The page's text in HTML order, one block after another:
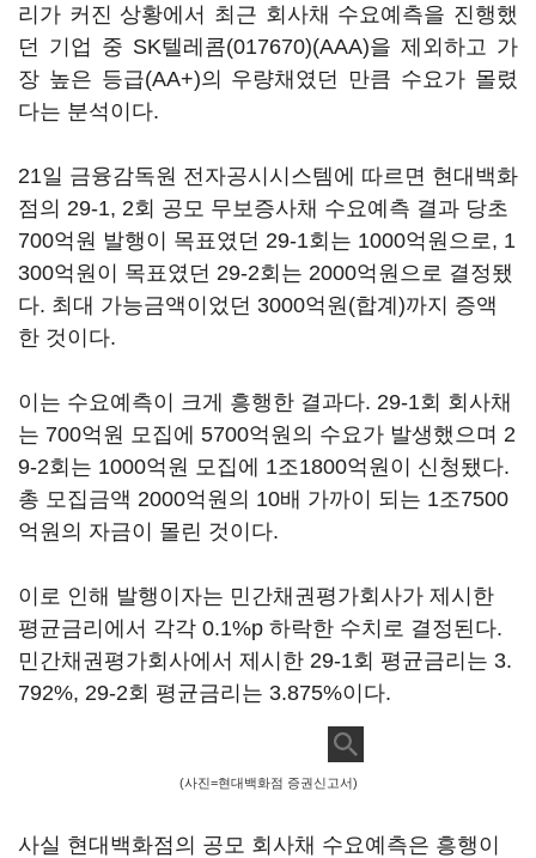
리가 커진 상황에서 최근 회사채 수요예측을 진행했
던 기업 중 SK텔레콤(017670)(AAA)을 제외하고 가
장 높은 등급(AA+)의 우량채였던 만큼 수요가 몰렸
다는 분석이다.
21일 금융감독원 전자공시시스템에 따르면 현대백화
점의 29-1, 2회 공모 무보증사채 수요예측 결과 당초
700억원 발행이 목표였던 29-1회는 1000억원으로, 1
300억원이 목표였던 29-2회는 2000억원으로 결정됐
다. 최대 가능금액이었던 3000억원(합계)까지 증액
한 것이다.
이는 수요예측이 크게 흥행한 결과다. 29-1회 회사채
는 700억원 모집에 5700억원의 수요가 발생했으며 2
9-2회는 1000억원 모집에 1조1800억원이 신청됐다.
총 모집금액 2000억원의 10배 가까이 되는 1조7500
억원의 자금이 몰린 것이다.
이로 인해 발행이자는 민간채권평가회사가 제시한
평균금리에서 각각 0.1%p 하락한 수치로 결정된다.
민간채권평가회사에서 제시한 29-1회 평균금리는 3.
792%, 29-2회 평균금리는 3.875%이다.
(사진=현대백화점 증권신고서)
사실 현대백화점의 공모 회사채 수요예측은 흥행이